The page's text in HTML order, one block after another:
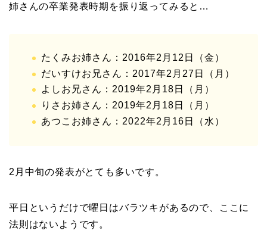
姉さんの卒業発表時期を振り返ってみると…
たくみお姉さん：2016年2月12日（金）
だいすけお兄さん：2017年2月27日（月）
よしお兄さん：2019年2月18日（月）
りさお姉さん：2019年2月18日（月）
あつこお姉さん：2022年2月16日（水）
2月中旬の発表がとても多いです。
平日というだけで曜日はバラツキがあるので、ここに
法則はないようです。